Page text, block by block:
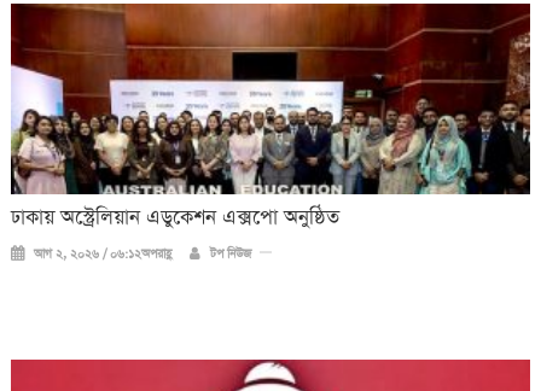
ঢাকায় অস্ট্রেলিয়ান এডুকেশন এক্সপো অনুষ্ঠিত
আগ ২, ২০২৬ / ০৬:১২অপরাহ্ণ টপ নিউজ